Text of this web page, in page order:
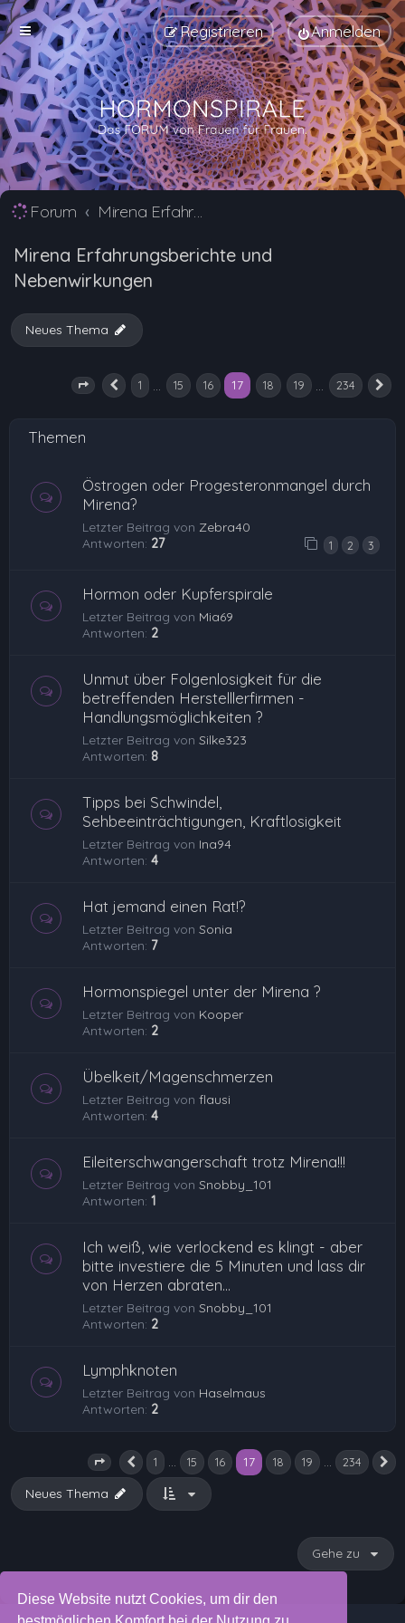
Diese Website nutzt Cookies, um dir den
Anmelden
Registrieren
Forum Mirena Erfahrungsberichte und Nebenwirkungen
Mirena Erfahrungsberichte und
Nebenwirkungen
Neues Thema
Seite 17 von234
Vorherige
1 15 16 17 18 19 234
Themen
Östrogen oder Progesteronmangel durch
Mirena?
Letzter Beitrag von Zebra40
Antworten: 27 1 2 3
Hormon oder Kupferspirale
Letzter Beitrag von Mia69
Antworten: 2
Unmut über Folgenlosigkeit für die
betreffenden Herstelllerfirmen -
Handlungsmöglichkeiten ?
Letzter Beitrag von Silke323
Antworten: 8
Tipps bei Schwindel,
Sehbeeinträchtigungen, Kraftlosigkeit
Letzter Beitrag von Ina94
Antworten: 4
Hat jemand einen Rat!?
Letzter Beitrag von Sonia
Antworten: 7
Hormonspiegel unter der Mirena ?
Letzter Beitrag von Kooper
Antworten: 2
Übelkeit/Magenschmerzen
Letzter Beitrag von flausi
Antworten: 4
Eileiterschwangerschaft trotz Mirena!!!
Letzter Beitrag von Snobby_101
Antworten: 1
Ich weiß, wie verlockend es klingt - aber
bitte investiere die 5 Minuten und lass dir
von Herzen abraten...
Letzter Beitrag von Snobby_101
Antworten: 2
Lymphknoten
Letzter Beitrag von Haselmaus
Antworten: 2
Seite 17 von234
Vorherige
1 … 15 16 17 18 19 … 234
Neues Thema
Gehe zu